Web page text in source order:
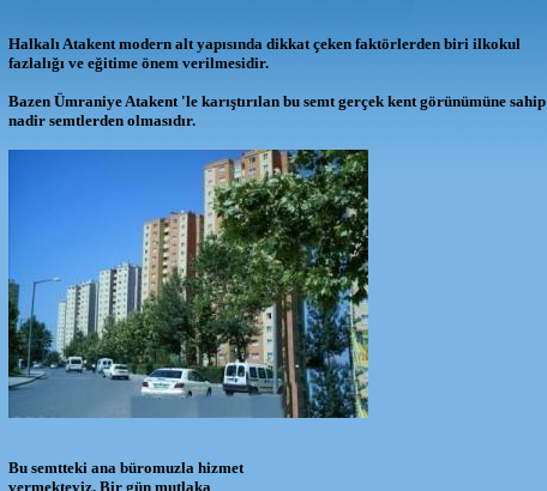
Halkalı Atakent modern alt yapısında dikkat çeken faktörlerden biri ilkokul
fazlalığı ve eğitime önem verilmesidir.
Bazen Ümraniye Atakent 'le karıştırılan bu semt gerçek kent görünümüne sahip
nadir semtlerden olmasıdır.
Bu semtteki ana büromuzla hizmet
vermekteyiz. Bir gün mutlaka